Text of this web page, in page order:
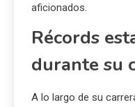
aficionados.
Récords
durante su
A lo largo de su